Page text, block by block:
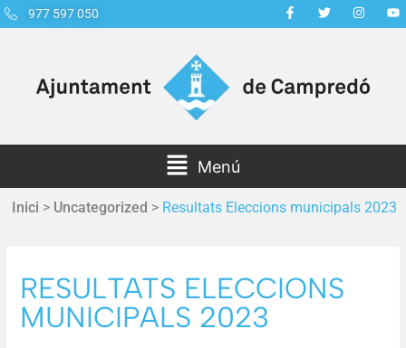
977 597 050
Menú
Inici > Uncategorized > Resultats Eleccions municipals 2023
RESULTATS ELECCIONS
MUNICIPALS 2023